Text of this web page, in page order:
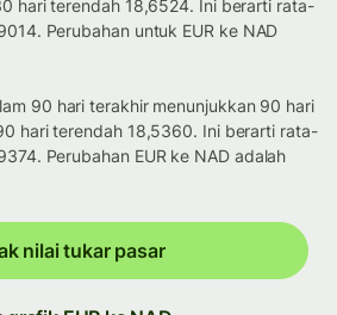
hari terendah 18,6524. Ini berarti rata-
Perubahan untuk EUR ke NAD
90 hari terakhir menunjukkan 90 hari
hari terendah 18,5360. Ini berarti rata-
Perubahan EUR ke NAD adalah
nilai tukar pasar